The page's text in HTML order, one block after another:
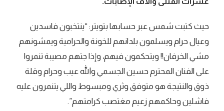
حيث كتبت شمس عبر حسابها بتويتر: “ينتخبون فاسدين
وعيال حرام ويسلمون بلدانهم للخونة والحرامية ويمشونهم
مشي الخرفان!! ويتحكمون فيهم، وإذا جتهم مصيبة تنمروا
على الفنان المحترم حسين الجسمي والله عيب وحرام وقلة
ذوق والنتيجة هو متوفق وثري ومبسوط واللي يتنمرون عليه
فاشلين وحاكمهم زعيم مغتصب كرامتهم”.